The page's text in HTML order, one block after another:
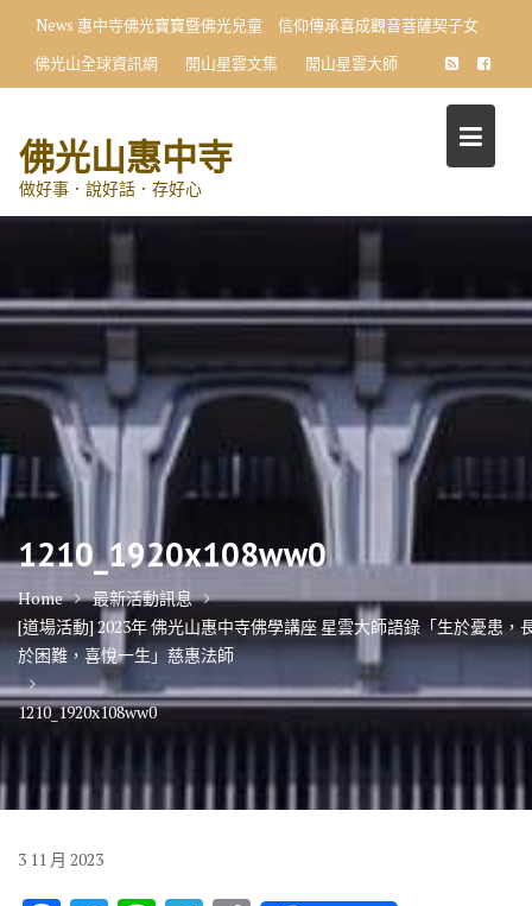
content
News 惠中寺佛光寶寶暨佛光兒童 信仰傳承喜成觀音菩薩契子女
佛光山全球資訊網
開山星雲文集 開山星雲大師
佛光山惠中寺
做好事．說好話．存好心
1210_1920x108ww0
Home
最新活動訊息
[道場活動] 2023年 佛光山惠中寺佛學講座 星雲大師語錄「生於憂患，
於困難，喜悅一生」慈惠法師
1210_1920x108ww0
3 11 月 2023